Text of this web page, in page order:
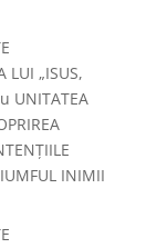
LUI „ISUS,
UNITATEA
INIMII